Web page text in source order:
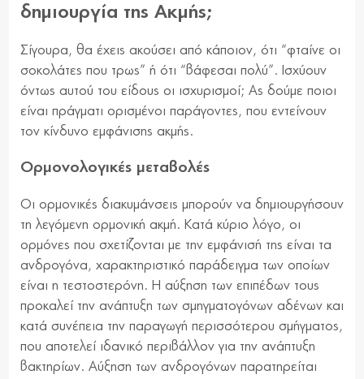
δημιουργία της Ακμής;
Σίγουρα, θα έχεις ακούσει από κάποιον, ότι “φταίνε οι
σοκολάτες που τρως” ή ότι “βάφεσαι πολύ”. Ισχύουν
όντως αυτού του είδους οι ισχυρισμοί; Ας δούμε ποιοι
είναι πράγματι ορισμένοι παράγοντες, που εντείνουν
τον κίνδυνο εμφάνισης ακμής.
Ορμονολογικές μεταβολές
Οι ορμονικές διακυμάνσεις μπορούν να δημιουργήσουν
τη λεγόμενη ορμονική ακμή. Κατά κύριο λόγο, οι
ορμόνες που σχετίζονται με την εμφάνισή της είναι τα
ανδρογόνα, χαρακτηριστικό παράδειγμα των οποίων
είναι η τεστοστερόνη. Η αύξηση των επιπέδων τους
προκαλεί την ανάπτυξη των σμηγματογόνων αδένων και
κατά συνέπεια την παραγωγή περισσότερου σμήγματος,
που αποτελεί ιδανικό περιβάλλον για την ανάπτυξη
βακτηρίων. Αύξηση των ανδρογόνων παρατηρείται